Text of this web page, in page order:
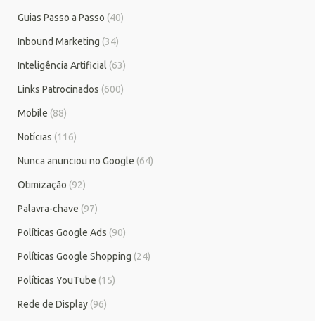
Guias Passo a Passo (40)
Inbound Marketing (34)
Inteligência Artificial (63)
Links Patrocinados (600)
Mobile (88)
Notícias (116)
Nunca anunciou no Google (64)
Otimização (92)
Palavra-chave (97)
Políticas Google Ads (90)
Políticas Google Shopping (24)
Políticas YouTube (15)
Rede de Display (96)